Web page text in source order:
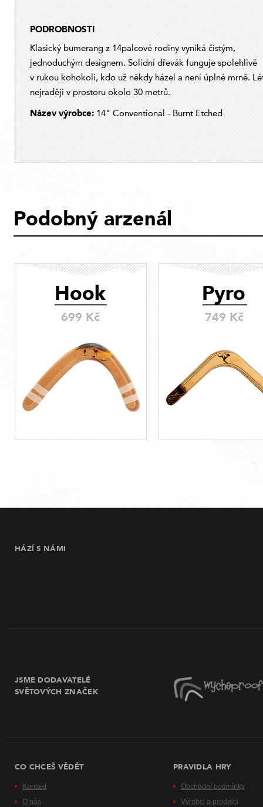
PODROBNOSTI
Klasický bumerang z 14palcové rodiny vyniká čistým,
jednoduchým designem. Solidní dřevák funguje spolehlivě
v rukou kohokoli, kdo už někdy házel a není úplné mrně.
nejraději v prostoru okolo 30 metrů.
Název výrobce: 14" Conventional - Burnt Etched
Podobný arzenál
Hook
699 Kč
Pyro
749 Kč
HÁZÍ S NÁMI
JSME DODAVATELÉ
SVĚTOVÝCH ZNAČEK
CO CHCEŠ VĚDĚT
Kontakt
O nás
PRAVIDLA HRY
Obchodní podmínky
Výrobci a prodejci